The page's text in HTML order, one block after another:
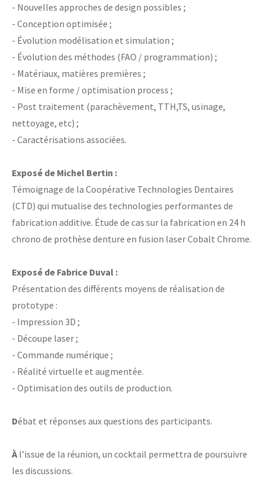
- Nouvelles approches de design possibles ;
- Conception optimisée ;
- Évolution modélisation et simulation ;
- Évolution des méthodes (FAO / programmation) ;
- Matériaux, matières premières ;
- Mise en forme / optimisation process ;
- Post traitement (parachèvement, TTH,TS, usinage,
nettoyage, etc) ;
- Caractérisations associées.
Exposé de Michel Bertin :
Témoignage de la Coopérative Technologies Dentaires
(CTD) qui mutualise des technologies performantes de
fabrication additive. Étude de cas sur la fabrication en 24 h
chrono de prothèse denture en fusion laser Cobalt Chrome.
Exposé de Fabrice Duval :
Présentation des différents moyens de réalisation de
prototype :
- Impression 3D ;
- Découpe laser ;
- Commande numérique ;
- Réalité virtuelle et augmentée.
- Optimisation des outils de production.
Débat et réponses aux questions des participants.
À l’issue de la réunion, un cocktail permettra de poursuivre
les discussions.